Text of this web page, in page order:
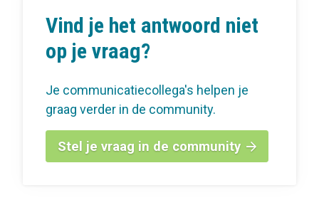
Vind je het antwoord niet
op je vraag?
Je communicatiecollega's helpen je
graag verder in de community.
Stel je vraag in de community